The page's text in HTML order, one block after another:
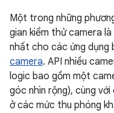
Một trong những
gian kiểm thử camera
nhất cho các ứng dụng
camera. API nhiều
logic bao gồm một
góc nhìn rộng), cùng
ở các mức thu phóng